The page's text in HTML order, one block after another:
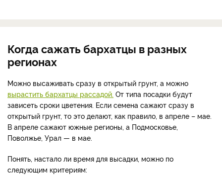
Когда сажать бархатцы в разных
регионах
Можно высаживать сразу в открытый грунт, а можно
вырастить бархатцы рассадой. От типа посадки будут
зависеть сроки цветения. Если семена сажают сразу в
открытый грунт, то это делают, как правило, в апреле – мае.
В апреле сажают южные регионы, а Подмосковье,
Поволжье, Урал — в мае.
Понять, настало ли время для высадки, можно по
следующим критериям: